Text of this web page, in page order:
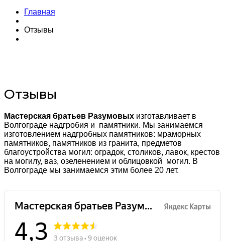
Главная
Отзывы
Отзывы
Мастерская братьев Разумовых изготавливает в
Волгограде надгробия и памятники. Мы занимаемся
изготовлением надгробных памятников: мраморных
памятников, памятников из гранита, предметов
благоустройства могил: оградок, столиков, лавок, крестов
на могилу, ваз, озеленением и облицовкой могил. В
Волгограде мы занимаемся этим более 20 лет.